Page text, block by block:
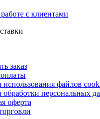
с клиентами
заказ
файлов
обработки персональных
оферта